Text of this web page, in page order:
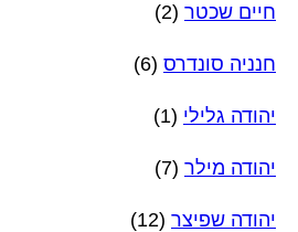
חיים שכטר (2)
חנניה סונדרס (6)
יהודה גלילי (1)
יהודה מילר (7)
יהודה שפיצר (12)